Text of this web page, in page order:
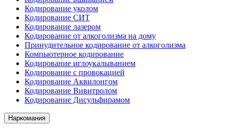
Кодирование уколом
Кодирование СИТ
Кодирование лазером
Кодирование от алкоголизма на дому
Принудительное кодирование от алкоголизма
Компьютерное кодирование
Кодирование иглоукалыванием
Кодирование с провокацией
Кодирование Аквилонгом
Кодирование Вивитролом
Кодирование Дисульфирамом
Наркомания